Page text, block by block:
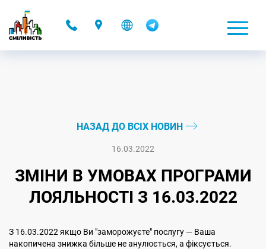
НАЗАД ДО ВСІХ НОВИН
16.03.2022
ЗМІНИ В УМОВАХ ПРОГРАМИ
ЛОЯЛЬНОСТІ З 16.03.2022
З 16.03.2022 якщо Ви "заморожуєте" послугу — Ваша
накопичена знижка більше не анулюється, а фіксується.